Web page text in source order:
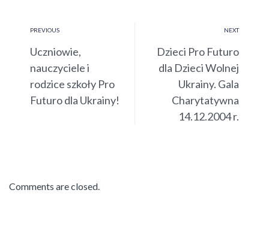
PREVIOUS
Uczniowie,
nauczyciele i
rodzice szkoły Pro
Futuro dla Ukrainy!
NEXT
Dzieci Pro Futuro
dla Dzieci Wolnej
Ukrainy. Gala
Charytatywna
14.12.2004 r.
Comments are closed.